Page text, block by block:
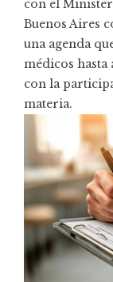
con el
Buenos Aires
una agenda
médicos hasta
con la
materia.